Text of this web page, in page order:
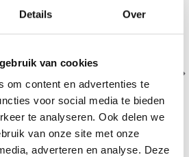
Details Over
van cookies
om content en advertenties te
voor social media te bieden
te analyseren. Ook delen we
van onze site met onze
adverteren en analyse. Deze